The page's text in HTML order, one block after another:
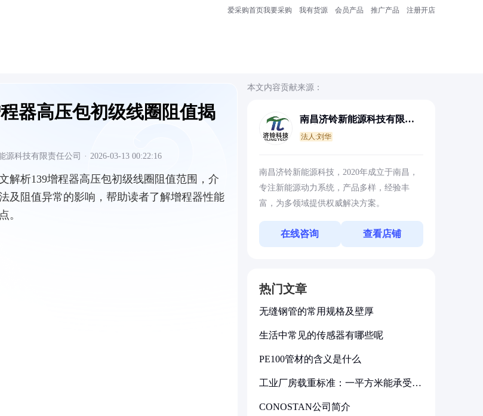
爱采购首页我要采购 我有货源 会员产品 推广产品 注册开店
器高压包初级线圈阻值揭
源科技有限责任公司 · 2026-03-13 00:22:16
解析139增程器高压包初级线圈阻值范围，介
及阻值异常的影响，帮助读者了解增程器性能
。
本文内容贡献来源：
南昌济铃新能源科技有限责
法人:刘华
南昌济铃新能源科技，2020年成立于南昌，
专注新能源动力系统，产品多样，经验丰
富，为多领域提供权威解决方案。
在线咨询 查看店铺
热门文章
无缝钢管的常用规格及壁厚
生活中常见的传感器有哪些呢
PE100管材的含义是什么
工业厂房载重标准：一平方米能承受多
CONOSTAN公司简介